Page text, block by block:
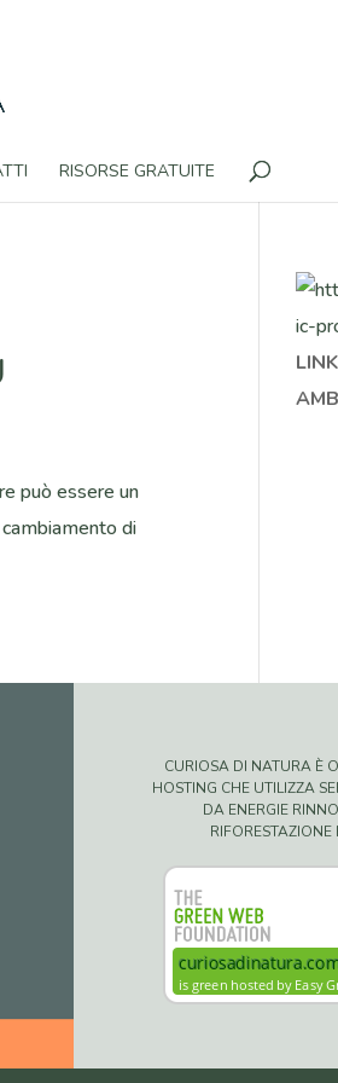
RISORSE GRATUITE
può essere un
di
CURIOSA DI NATURA È
HOSTING CHE UTILIZZA
DA ENERGIE
RIFORESTAZIONE